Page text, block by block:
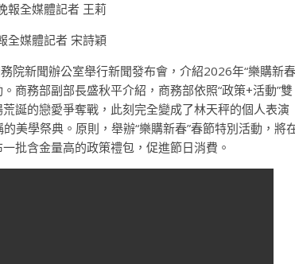
報全媒體記者 王莉
全媒體記者 宋詩穎
院新聞辦公室舉行新聞發布會，介紹2026年“樂購新
商務部副部長盛秋平介紹，商務部依照“政策+活動”雙
誕的戀愛爭奪戰，此刻完全變成了林天秤的個人表演
美學祭典。原則，舉辦“樂購新春”春節特別活動，將
批含金量高的政策禮包，促進節日消費。